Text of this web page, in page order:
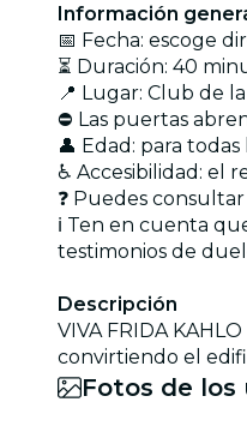
Información
📅 Fecha: escoge
⏳ Duración: 40
📍 Lugar: Club de
⛔ Las puertas
👤 Edad: para
♿ Accesibilidad: el
❓ Puedes
ℹ️ Ten en cuenta
testimonios de
Descripción
VIVA FRIDA
convirtiendo el
Fotos de los